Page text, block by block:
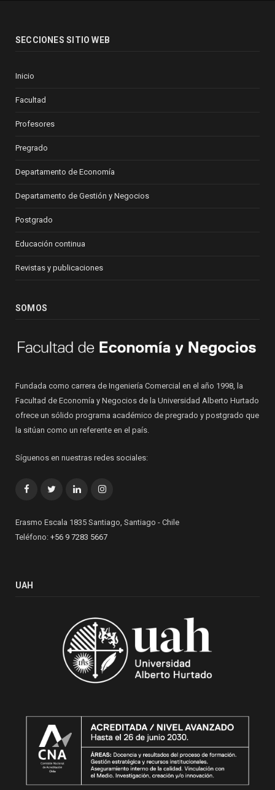
SECCIONES SITIO WEB
Inicio
Facultad
Profesores
Pregrado
Departamento de Economía
Departamento de Gestión y Negocios
Postgrado
Educación continua
Revistas y publicaciones
SOMOS
Fundada como carrera de Ingeniería Comercial en el año 1998, la
Facultad de Economía y Negocios de la Universidad Alberto Hurtado
ofrece un sólido programa académico de pregrado y postgrado que
la sitúan como un referente en el país.
Síguenos en nuestras redes sociales:
FacebookTwitterLinkedInInstagram
Erasmo Escala 1835 Santiago, Santiago - Chile
Teléfono: +56 9 7283 5667
UAH